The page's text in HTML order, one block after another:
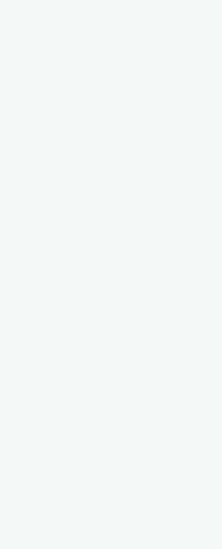
and analyze the key
how visitors interact with
visitors with relevant ads
are being analyzed and